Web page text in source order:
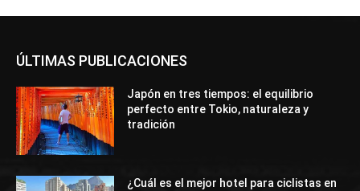
ÚLTIMAS PUBLICACIONES
Japón en tres tiempos: el equilibrio
perfecto entre Tokio, naturaleza y
tradición
¿Cuál es el mejor hotel para ciclistas en